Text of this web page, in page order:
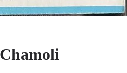
(Chamoli